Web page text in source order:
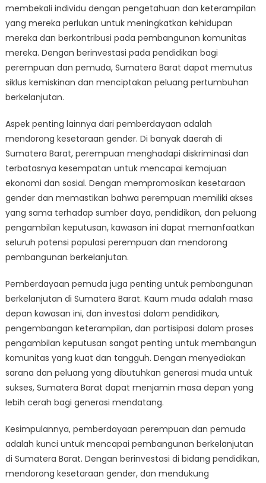
membekali individu dengan pengetahuan dan keterampilan
yang mereka perlukan untuk meningkatkan kehidupan
mereka dan berkontribusi pada pembangunan komunitas
mereka. Dengan berinvestasi pada pendidikan bagi
perempuan dan pemuda, Sumatera Barat dapat memutus
siklus kemiskinan dan menciptakan peluang pertumbuhan
berkelanjutan.
Aspek penting lainnya dari pemberdayaan adalah
mendorong kesetaraan gender. Di banyak daerah di
Sumatera Barat, perempuan menghadapi diskriminasi dan
terbatasnya kesempatan untuk mencapai kemajuan
ekonomi dan sosial. Dengan mempromosikan kesetaraan
gender dan memastikan bahwa perempuan memiliki akses
yang sama terhadap sumber daya, pendidikan, dan peluang
pengambilan keputusan, kawasan ini dapat memanfaatkan
seluruh potensi populasi perempuan dan mendorong
pembangunan berkelanjutan.
Pemberdayaan pemuda juga penting untuk pembangunan
berkelanjutan di Sumatera Barat. Kaum muda adalah masa
depan kawasan ini, dan investasi dalam pendidikan,
pengembangan keterampilan, dan partisipasi dalam proses
pengambilan keputusan sangat penting untuk membangun
komunitas yang kuat dan tangguh. Dengan menyediakan
sarana dan peluang yang dibutuhkan generasi muda untuk
sukses, Sumatera Barat dapat menjamin masa depan yang
lebih cerah bagi generasi mendatang.
Kesimpulannya, pemberdayaan perempuan dan pemuda
adalah kunci untuk mencapai pembangunan berkelanjutan
di Sumatera Barat. Dengan berinvestasi di bidang pendidikan,
mendorong kesetaraan gender, dan mendukung